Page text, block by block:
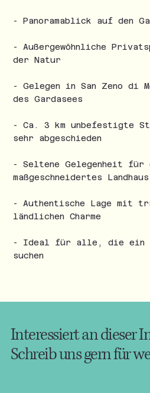
- Panoramablick auf den
- Außergewöhnliche
der Natur
- Gelegen in San Zeno di
des Gardasees
- Ca. 3 km unbefestigte
sehr abgeschieden
- Seltene Gelegenheit für
maßgeschneidertes Landhaus
- Authentische Lage mit
ländlichen Charme
- Ideal für alle, die ein
suchen
Interessiert an dieser
Schreib uns gern für